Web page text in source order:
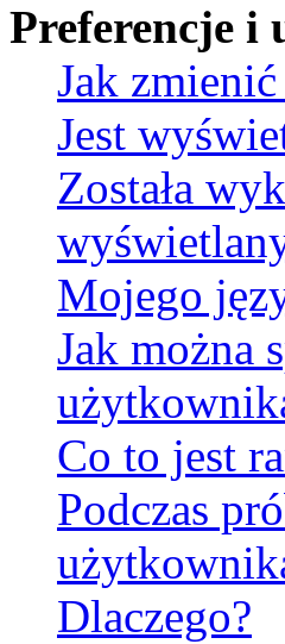
Preferencje i
Jak
Jest
Została
Mojego
Jak można
Co to jest
Podczas
Dlaczego?